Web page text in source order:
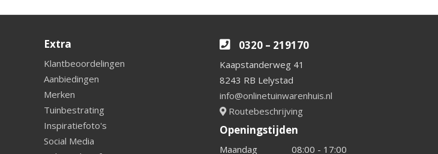
Extra
Klantbeoordelingen
Aanbiedingen
Merken
Tuinbestrating
Inspiratiefoto's
Social Media
0320 – 219170
Kaapstanderweg 41
8243 RB Lelystad
info@onlinetuinwarenhuis.nl
Routebeschrijving
Openingstijden
Maandag 08:00 - 17:00